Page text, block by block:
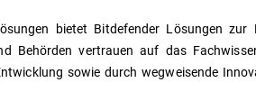
bietet Bitdefender Lösungen
Behörden vertrauen auf das
sowie durch wegweisende